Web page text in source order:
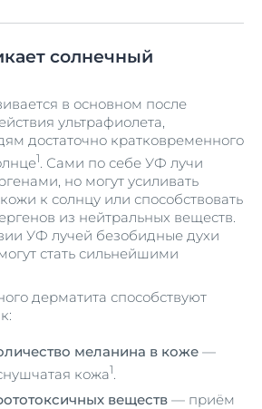
солнечный
в основном после
ультрафиолета,
достаточно кратковременного
1. Сами по себе УФ лучи
но могут усиливать
к солнцу или способствовать
из нейтральных веществ.
УФ лучей безобидные духи
стать сильнейшими
дерматита способствуют
меланина в коже —
кожа1.
веществ — приём